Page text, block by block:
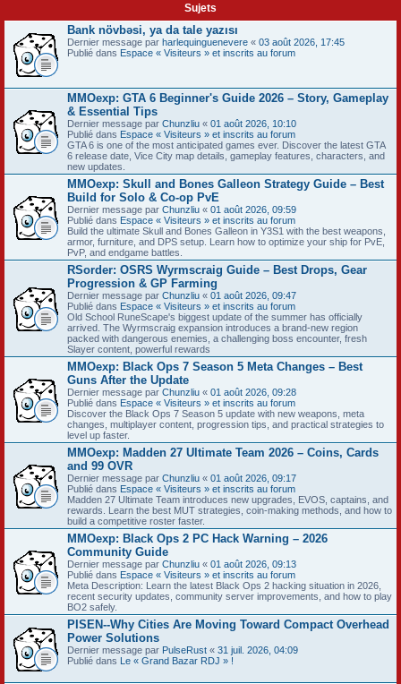
Sujets
Bank növbəsi, ya da tale yazısı
Dernier message par harlequinguenevere « 03 août 2026, 17:45
Publié dans Espace « Visiteurs » et inscrits au forum
MMOexp: GTA 6 Beginner's Guide 2026 – Story, Gameplay
& Essential Tips
Dernier message par Chunzliu « 01 août 2026, 10:10
Publié dans Espace « Visiteurs » et inscrits au forum
GTA 6 is one of the most anticipated games ever. Discover the latest GTA
6 release date, Vice City map details, gameplay features, characters, and
new updates.
MMOexp: Skull and Bones Galleon Strategy Guide – Best
Build for Solo & Co-op PvE
Dernier message par Chunzliu « 01 août 2026, 09:59
Publié dans Espace « Visiteurs » et inscrits au forum
Build the ultimate Skull and Bones Galleon in Y3S1 with the best weapons,
armor, furniture, and DPS setup. Learn how to optimize your ship for PvE,
PvP, and endgame battles.
RSorder: OSRS Wyrmscraig Guide – Best Drops, Gear
Progression & GP Farming
Dernier message par Chunzliu « 01 août 2026, 09:47
Publié dans Espace « Visiteurs » et inscrits au forum
Old School RuneScape's biggest update of the summer has officially
arrived. The Wyrmscraig expansion introduces a brand-new region
packed with dangerous enemies, a challenging boss encounter, fresh
Slayer content, powerful rewards
MMOexp: Black Ops 7 Season 5 Meta Changes – Best
Guns After the Update
Dernier message par Chunzliu « 01 août 2026, 09:28
Publié dans Espace « Visiteurs » et inscrits au forum
Discover the Black Ops 7 Season 5 update with new weapons, meta
changes, multiplayer content, progression tips, and practical strategies to
level up faster.
MMOexp: Madden 27 Ultimate Team 2026 – Coins, Cards
and 99 OVR
Dernier message par Chunzliu « 01 août 2026, 09:17
Publié dans Espace « Visiteurs » et inscrits au forum
Madden 27 Ultimate Team introduces new upgrades, EVOS, captains, and
rewards. Learn the best MUT strategies, coin-making methods, and how to
build a competitive roster faster.
MMOexp: Black Ops 2 PC Hack Warning – 2026
Community Guide
Dernier message par Chunzliu « 01 août 2026, 09:13
Publié dans Espace « Visiteurs » et inscrits au forum
Meta Description: Learn the latest Black Ops 2 hacking situation in 2026,
recent security updates, community server improvements, and how to play
BO2 safely.
PISEN--Why Cities Are Moving Toward Compact Overhead
Power Solutions
Dernier message par PulseRust « 31 juil. 2026, 04:09
Publié dans Le « Grand Bazar RDJ » !